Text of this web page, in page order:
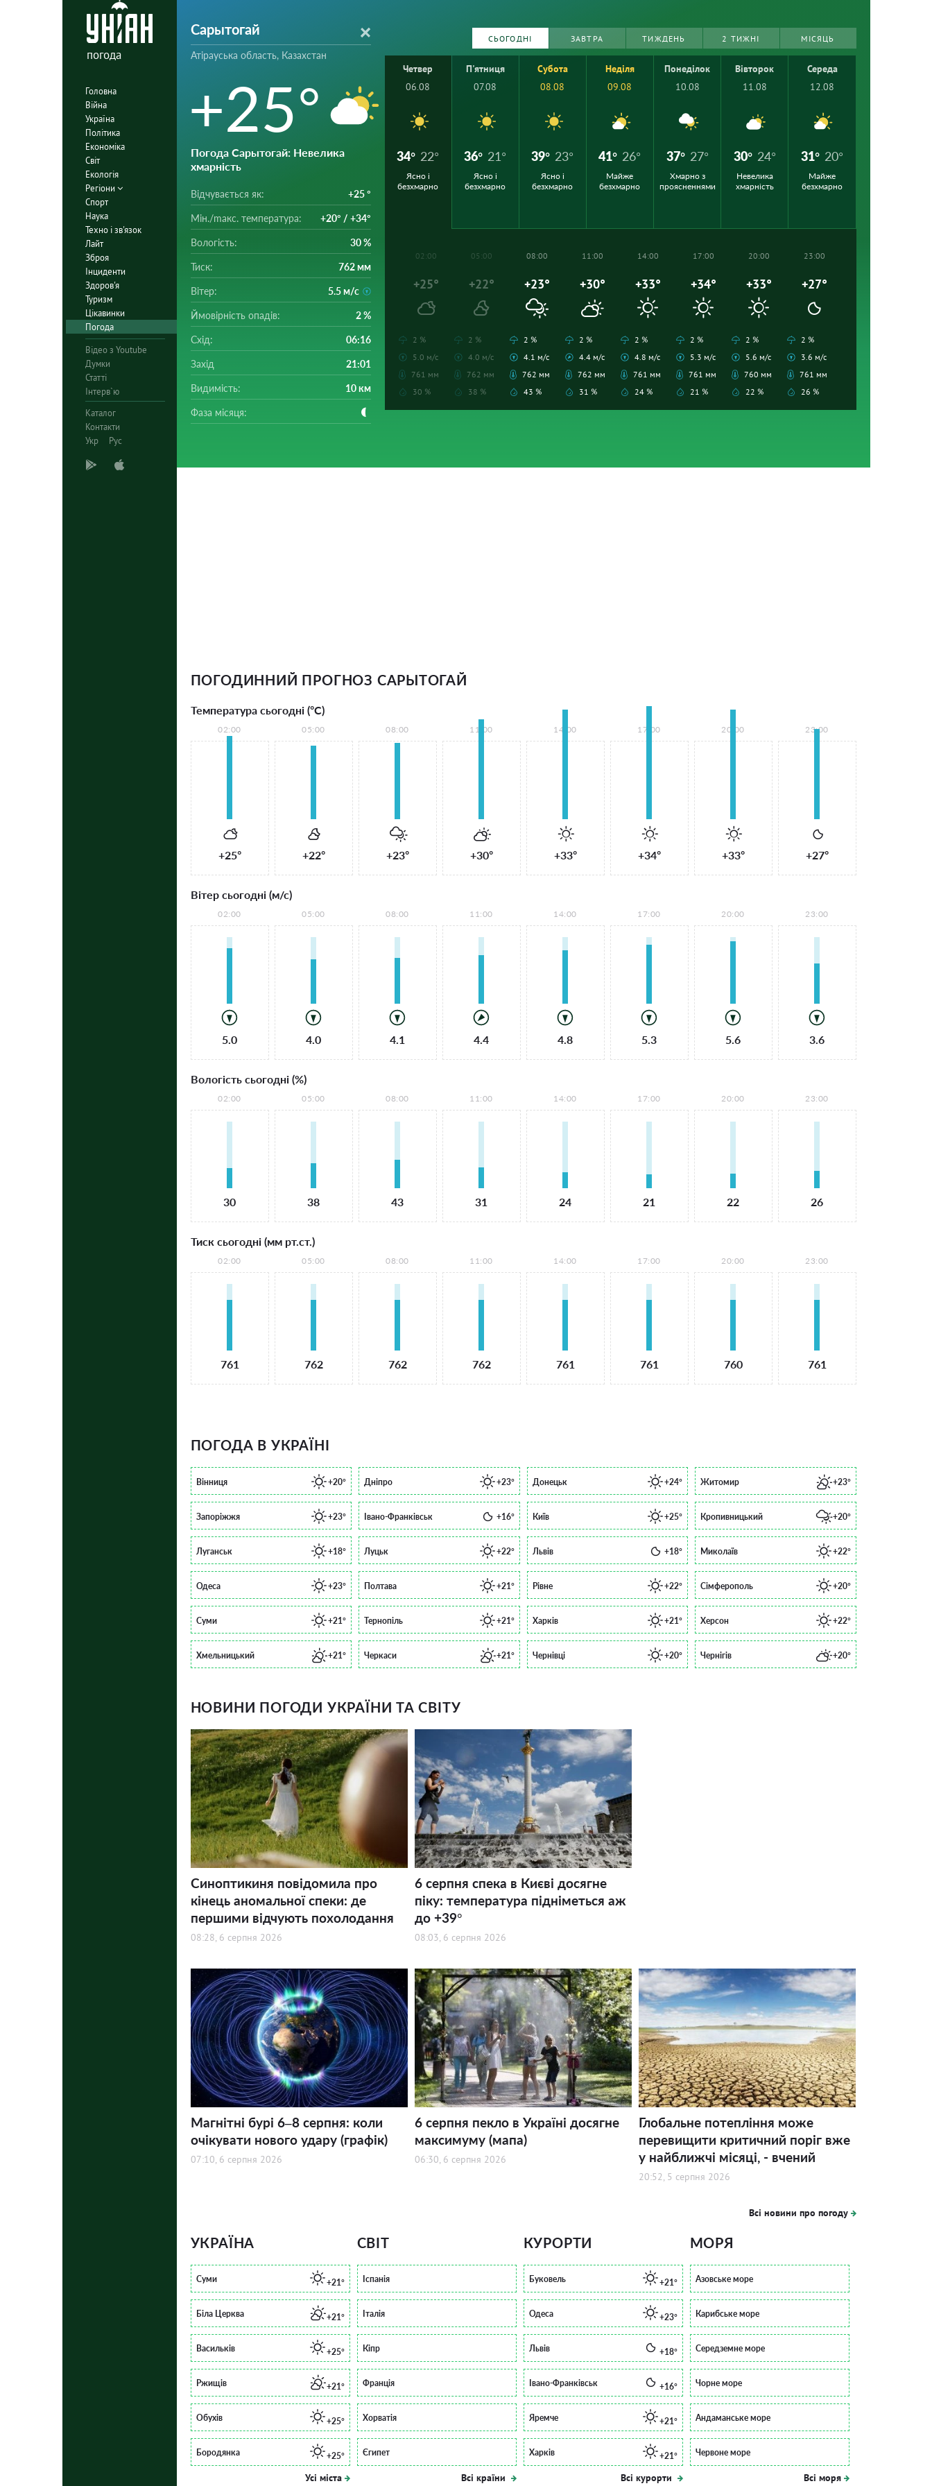
погода
Головна
Війна
Україна
Політика
Економіка
Світ
Екологія
Регіони
Спорт
Наука
Техно і зв'язок
Лайт
Зброя
Інциденти
Здоров'я
Туризм
Цікавинки
Погода
Відео з Youtube
Думки
Статті
Інтерв`ю
Каталог
Контакти
Укр
Рус
Сарытогай
Атірауська область, Казахстан
+25°
Погода Сарытогай: Невелика
хмарність
Відчувається як: +25 °
Мін./mакс. температура: +20° / +34°
Вологість: 30 %
Тиск: 762 мм
Вітер: 5.5 м/с
Ймовірність опадів: 2 %
Схід: 06:16
Захід 21:01
Видимість: 10 км
Фаза місяця:
СЬОГОДНІ ЗАВТРА ТИЖДЕНЬ 2 ТИЖНІ МІСЯЦЬ
Четвер
06.08
34° 22°
Ясно і
безхмарно
П'ятниця
07.08
36° 21°
Ясно і
безхмарно
Субота
08.08
39° 23°
Ясно і
безхмарно
Неділя
09.08
41° 26°
Майже
безхмарно
Понеділок
10.08
37° 27°
Хмарно з
проясненнями
Вівторок
11.08
30° 24°
Невелика
хмарність
Середа
12.08
31° 20°
Майже
безхмарно
02:00
+25°
2 %
5.0 м/с
761 мм
30 %
05:00
+22°
2 %
4.0 м/с
762 мм
38 %
08:00
+23°
2 %
4.1 м/с
762 мм
43 %
11:00
+30°
2 %
4.4 м/с
762 мм
31 %
14:00
+33°
2 %
4.8 м/с
761 мм
24 %
17:00
+34°
2 %
5.3 м/с
761 мм
21 %
20:00
+33°
2 %
5.6 м/с
760 мм
22 %
23:00
+27°
2 %
3.6 м/с
761 мм
26 %
ПОГОДИННИЙ ПРОГНОЗ САРЫТОГАЙ
Температура сьогодні (°С)
02:00
+25°
05:00
+22°
08:00
+23°
11:00
+30°
14:00
+33°
17:00
+34°
20:00
+33°
23:00
+27°
Вітер сьогодні (м/с)
02:00
5.0
05:00
4.0
08:00
4.1
11:00
4.4
14:00
4.8
17:00
5.3
20:00
5.6
23:00
3.6
Вологість сьогодні (%)
02:00
30
05:00
38
08:00
43
11:00
31
14:00
24
17:00
21
20:00
22
23:00
26
Тиск сьогодні (мм рт.ст.)
02:00
761
05:00
762
08:00
762
11:00
762
14:00
761
17:00
761
20:00
760
23:00
761
ПОГОДА В УКРАЇНІ
Вінниця +20° Дніпро +23° Донецьк +24° Житомир +23°
Запоріжжя +23° Івано-Франківськ +16° Київ +25° Кропивницький +20°
Луганськ +18° Луцьк +22° Львів +18° Миколаїв +22°
Одеса +23° Полтава +21° Рівне +22° Сімферополь +20°
Суми +21° Тернопіль +21° Харків +21° Херсон +22°
Хмельницький +21° Черкаси +21° Чернівці +20° Чернігів +20°
НОВИНИ ПОГОДИ УКРАЇНИ ТА СВІТУ
Синоптикиня повідомила про
кінець аномальної спеки: де
першими відчують похолодання
08:28, 6 серпня 2026
6 серпня спека в Києві досягне
піку: температура підніметься аж
до +39°
08:03, 6 серпня 2026
Магнітні бурі 6–8 серпня: коли
очікувати нового удару (графік)
07:10, 6 серпня 2026
6 серпня пекло в Україні досягне
максимуму (мапа)
06:30, 6 серпня 2026
Глобальне потепління може
перевищити критичний поріг вже
у найближчі місяці, - вчений
20:52, 5 серпня 2026
Всі новини про погоду
УКРАЇНА
Суми +21°
Біла Церква +21°
Васильків +25°
Ржищів +21°
Обухів +25°
Бородянка +25°
Усі міста
СВІТ
Іспанія
Італія
Кіпр
Франція
Хорватія
Єгипет
Всі країни
КУРОРТИ
Буковель +21°
Одеса +23°
Львів +18°
Івано-Франківськ +16°
Яремче +21°
Харків +21°
Всі курорти
МОРЯ
Азовське море
Карибське море
Середземне море
Чорне море
Андаманське море
Червоне море
Всі моря